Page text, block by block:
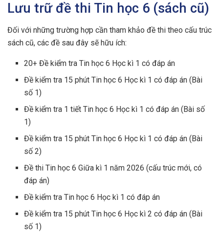
Lưu trữ đề thi Tin học 6 (sách cũ)
Đối với những trường hợp cần tham khảo đề thi theo cấu trúc
sách cũ, các đề sau đây sẽ hữu ích:
20+ Đề kiểm tra Tin học 6 Học kì 1 có đáp án
Đề kiểm tra 15 phút Tin học 6 Học kì 1 có đáp án (Bài
số 1)
Đề kiểm tra 1 tiết Tin học 6 Học kì 1 có đáp án (Bài số
1)
Đề kiểm tra 15 phút Tin học 6 Học kì 1 có đáp án (Bài
số 2)
Đề thi Tin học 6 Giữa kì 1 năm 2026 (cấu trúc mới, có
đáp án)
Đề kiểm tra Tin học 6 Học kì 1 có đáp án
Đề kiểm tra 15 phút Tin học 6 Học kì 2 có đáp án (Bài
số 1)